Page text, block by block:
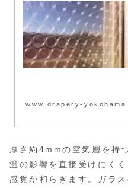
www.drapery-
厚さ約4mmの空気層を持
温の影響を直接受けにく
感覚が和らぎます。ガラ